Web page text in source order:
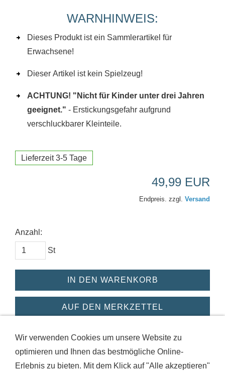
WARNHINWEIS:
Dieses Produkt ist ein Sammlerartikel für
Erwachsene!
Dieser Artikel ist kein Spielzeug!
ACHTUNG! "Nicht für Kinder unter drei Jahren
geeignet." - Erstickungsgefahr aufgrund
verschluckbarer Kleinteile.
Lieferzeit 3-5 Tage
49,99 EUR
Endpreis. zzgl. Versand
Anzahl:
St
IN DEN WARENKORB
AUF DEN MERKZETTEL
Wir verwenden Cookies um unsere Website zu
optimieren und Ihnen das bestmögliche Online-
Erlebnis zu bieten. Mit dem Klick auf "Alle akzeptieren"